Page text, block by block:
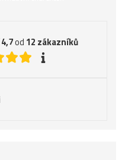
4,7od 12 zákazníků